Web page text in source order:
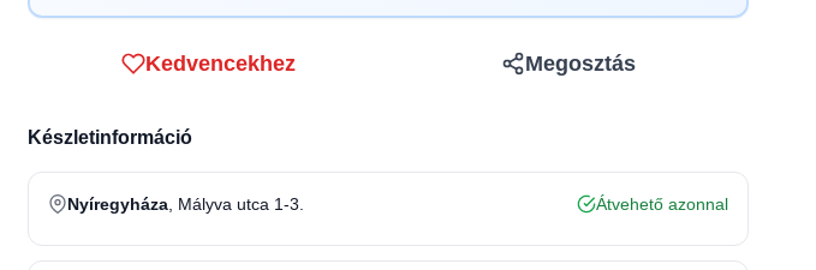
Kedvencekhez Megosztás
Készletinformáció
Nyíregyháza , Mályva utca 1-3. Átvehető azonnal